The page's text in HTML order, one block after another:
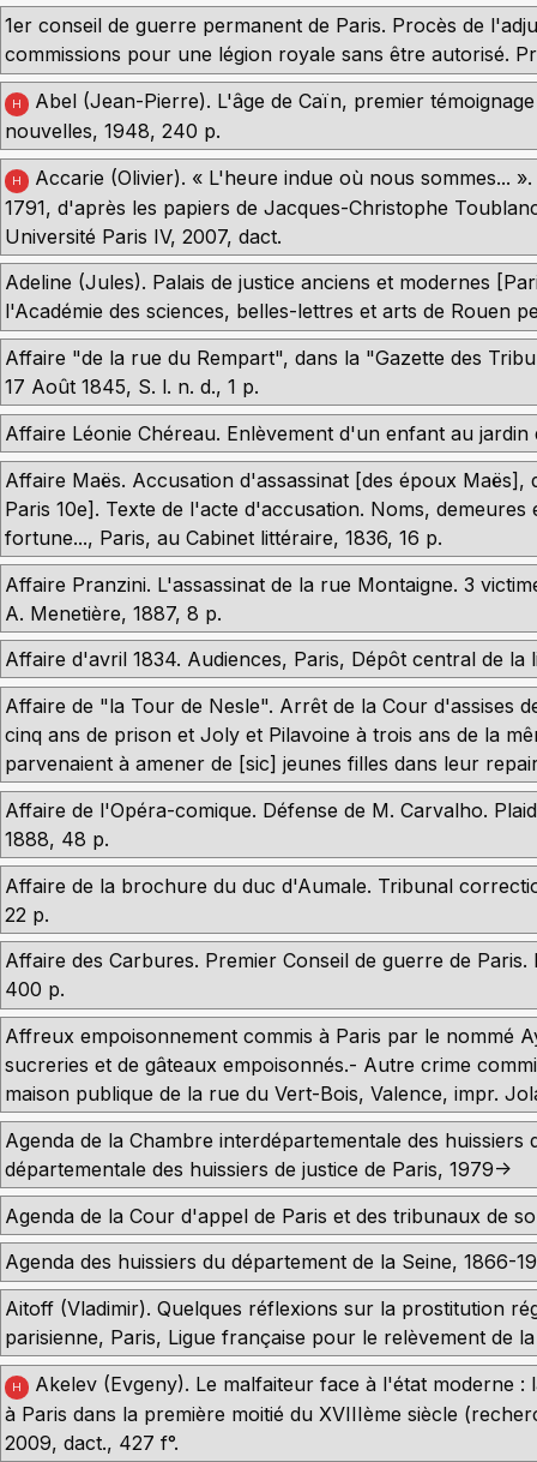
1er conseil de guerre permanent de Paris. Procès de
commissions pour une légion royale sans être autorisé.
H
Abel (Jean-Pierre). L'âge de Caïn, premier
nouvelles, 1948, 240 p.
H
Accarie (Olivier). « L'heure indue où nous sommes...
1791, d'après les papiers de Jacques-Christophe
Université Paris IV, 2007, dact.
Adeline (Jules). Palais de justice anciens et modernes
l'Académie des sciences, belles-lettres et arts de Rouen
Affaire "de la rue du Rempart", dans la "Gazette des
17 Août 1845, S. l. n. d., 1 p.
Affaire Léonie Chéreau. Enlèvement d'un enfant au
Affaire Maës. Accusation d'assassinat [des époux
Paris 10e]. Texte de l'acte d'accusation. Noms,
fortune..., Paris, au Cabinet littéraire, 1836, 16 p.
Affaire Pranzini. L'assassinat de la rue Montaigne. 3
A. Menetière, 1887, 8 p.
Affaire d'avril 1834. Audiences, Paris, Dépôt central de la
Affaire de "la Tour de Nesle". Arrêt de la Cour d'assises
cinq ans de prison et Joly et Pilavoine à trois ans de la
parvenaient à amener de [sic] jeunes filles dans leur
Affaire de l'Opéra-comique. Défense de M. Carvalho.
1888, 48 p.
Affaire de la brochure du duc d'Aumale. Tribunal
22 p.
Affaire des Carbures. Premier Conseil de guerre de
400 p.
Affreux empoisonnement commis à Paris par le nommé
sucreries et de gâteaux empoisonnés.- Autre crime
maison publique de la rue du Vert-Bois, Valence, impr.
Agenda de la Chambre interdépartementale des
départementale des huissiers de justice de Paris, 1979->
Agenda de la Cour d'appel de Paris et des tribunaux de
Agenda des huissiers du département de la Seine, 1866-
Aitoff (Vladimir). Quelques réflexions sur la prostitution
parisienne, Paris, Ligue française pour le relèvement de
H
Akelev (Evgeny). Le malfaiteur face à l'état moderne
à Paris dans la première moitié du XVIIIème siècle
2009, dact., 427 f°.